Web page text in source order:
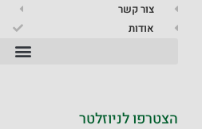
צור קשר
אודות
הצטרפו לניוזלטר